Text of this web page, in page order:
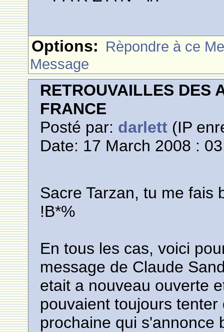
Options: Rèpondre à ce
Message
RETROUVAILLES DES
FRANCE
Posté par: darlett (IP
Date: 17 March 2008 :
Sacre Tarzan, tu me fais
!B*%
En tous les cas, voici
message de Claude
etait a nouveau ouverte
pouvaient toujours
prochaine qui s'annonce